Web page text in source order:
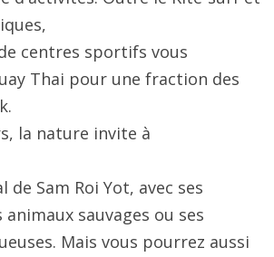
centres sportifs vous
Thai pour une fraction des
la nature invite à
de Sam Roi Yot, avec ses
animaux sauvages ou ses
Mais vous pourrez aussi